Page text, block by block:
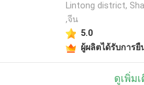
Lintong district,
,จีน
5.0
ผู้ผลิตได้รับการยื
ดูเพิ่ม